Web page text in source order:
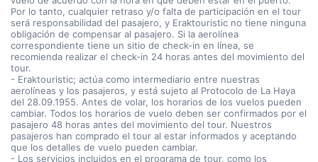
Por lo tanto, cualquier retraso y/o falta de participación en el tour
será responsabilidad del pasajero, y Eraktouristic no tiene ninguna
obligación de compensar al pasajero. Si la aerolínea
correspondiente tiene un sitio de check-in en línea, se
recomienda realizar el check-in 24 horas antes del movimiento del
tour.
- Eraktouristic; actúa como intermediario entre nuestras
aerolíneas y los pasajeros, y está sujeto al Protocolo de La Haya
del 28.09.1955. Antes de volar, los horarios de los vuelos pueden
cambiar. Todos los horarios de vuelo deben ser confirmados por el
pasajero 48 horas antes del movimiento del tour. Nuestros
pasajeros han comprado el tour al estar informados y aceptando
que los detalles de vuelo pueden cambiar.
- Los servicios incluidos en el programa de tour, como los